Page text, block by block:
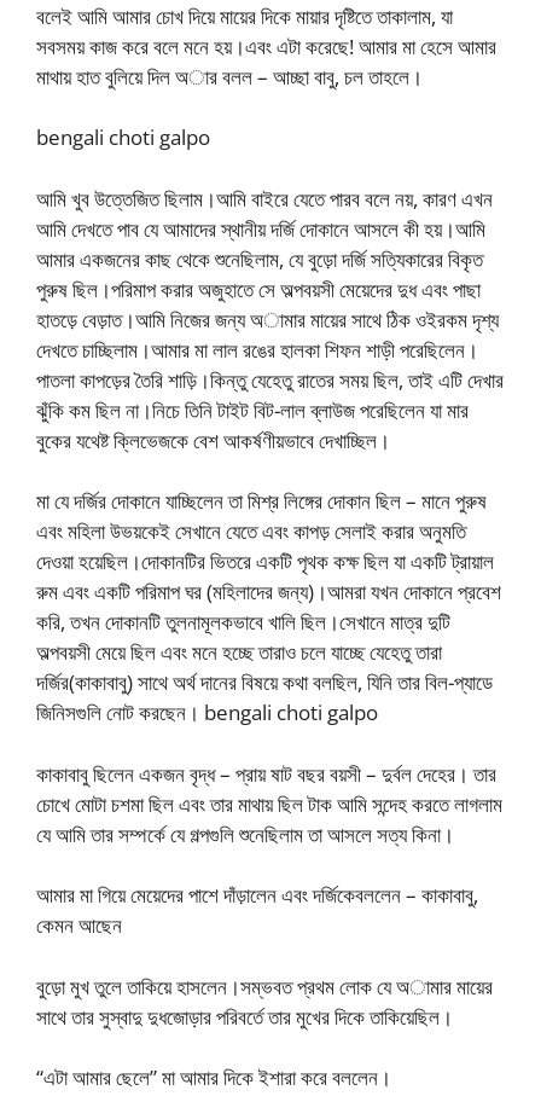
বলেই আমি আমার চোখ দিয়ে মায়ের দিকে মায়ার দৃষ্টিতে তাকালাম, যা
সবসময় কাজ করে বলে মনে হয়।এবং এটা করেছে! আমার মা হেসে আমার
মাথায় হাত বুলিয়ে দিল অার বলল – আচ্ছা বাবু, চল তাহলে।
bengali choti galpo
আমি খুব উত্তেজিত ছিলাম।আমি বাইরে যেতে পারব বলে নয়, কারণ এখন
আমি দেখতে পাব যে আমাদের স্থানীয় দর্জি দোকানে আসলে কী হয়।আমি
আমার একজনের কাছ থেকে শুনেছিলাম, যে বুড়ো দর্জি সত্যিকারের বিকৃত
পুরুষ ছিল।পরিমাপ করার অজুহাতে সে অল্পবয়সী মেয়েদের দুধ এবং পাছা
হাতড়ে বেড়াত।আমি নিজের জন্য অামার মায়ের সাথে ঠিক ওইরকম দৃশ্য
দেখতে চাচ্ছিলাম।আমার মা লাল রঙের হালকা শিফন শাড়ী পরেছিলেন।
পাতলা কাপড়ের তৈরি শাড়ি।কিন্তু যেহেতু রাতের সময় ছিল, তাই এটি দেখার
ঝুঁকি কম ছিল না।নিচে তিনি টাইট বিট-লাল ব্লাউজ পরেছিলেন যা মার
বুকের যথেষ্ট ক্লিভেজকে বেশ আকর্ষণীয়ভাবে দেখাচ্ছিল।
মা যে দর্জির দোকানে যাচ্ছিলেন তা মিশ্র লিঙ্গের দোকান ছিল – মানে পুরুষ
এবং মহিলা উভয়কেই সেখানে যেতে এবং কাপড় সেলাই করার অনুমতি
দেওয়া হয়েছিল।দোকানটির ভিতরে একটি পৃথক কক্ষ ছিল যা একটি ট্রায়াল
রুম এবং একটি পরিমাপ ঘর (মহিলাদের জন্য)।আমরা যখন দোকানে প্রবেশ
করি, তখন দোকানটি তুলনামূলকভাবে খালি ছিল।সেখানে মাত্র দুটি
অল্পবয়সী মেয়ে ছিল এবং মনে হচ্ছে তারাও চলে যাচ্ছে যেহেতু তারা
দর্জির(কাকাবাবু) সাথে অর্থ দানের বিষয়ে কথা বলছিল, যিনি তার বিল-প্যাডে
জিনিসগুলি নোট করছেন। bengali choti galpo
কাকাবাবু ছিলেন একজন বৃদ্ধ – প্রায় ষাট বছর বয়সী – দুর্বল দেহের। তার
চোখে মোটা চশমা ছিল এবং তার মাথায় ছিল টাক আমি সন্দেহ করতে লাগলাম
যে আমি তার সম্পর্কে যে গল্পগুলি শুনেছিলাম তা আসলে সত্য কিনা।
আমার মা গিয়ে মেয়েদের পাশে দাঁড়ালেন এবং দর্জিকেবললেন – কাকাবাবু,
কেমন আছেন
বুড়ো মুখ তুলে তাকিয়ে হাসলেন।সম্ভবত প্রথম লোক যে অামার মায়ের
সাথে তার সুস্বাদু দুধজোড়ার পরিবর্তে তার মুখের দিকে তাকিয়েছিল।
“এটা আমার ছেলে” মা আমার দিকে ইশারা করে বললেন।